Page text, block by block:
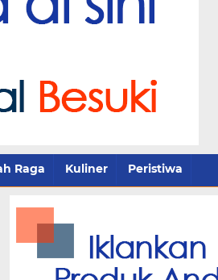
Raga Kuliner Peristiwa